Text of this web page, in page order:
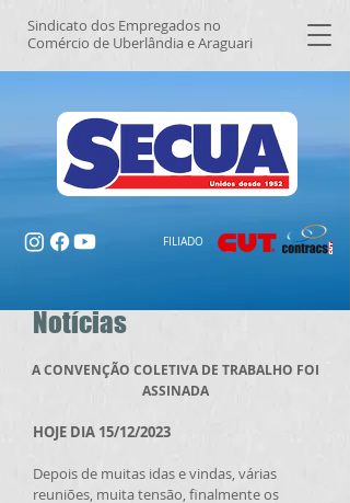
FILIADO
Sindicato dos Empregados no
Comércio de Uberlândia e Araguari
Notícias
A CONVENÇÃO COLETIVA DE TRABALHO FOI
ASSINADA
HOJE DIA 15/12/2023
Depois de muitas idas e vindas, várias
reuniões, muita tensão, finalmente os